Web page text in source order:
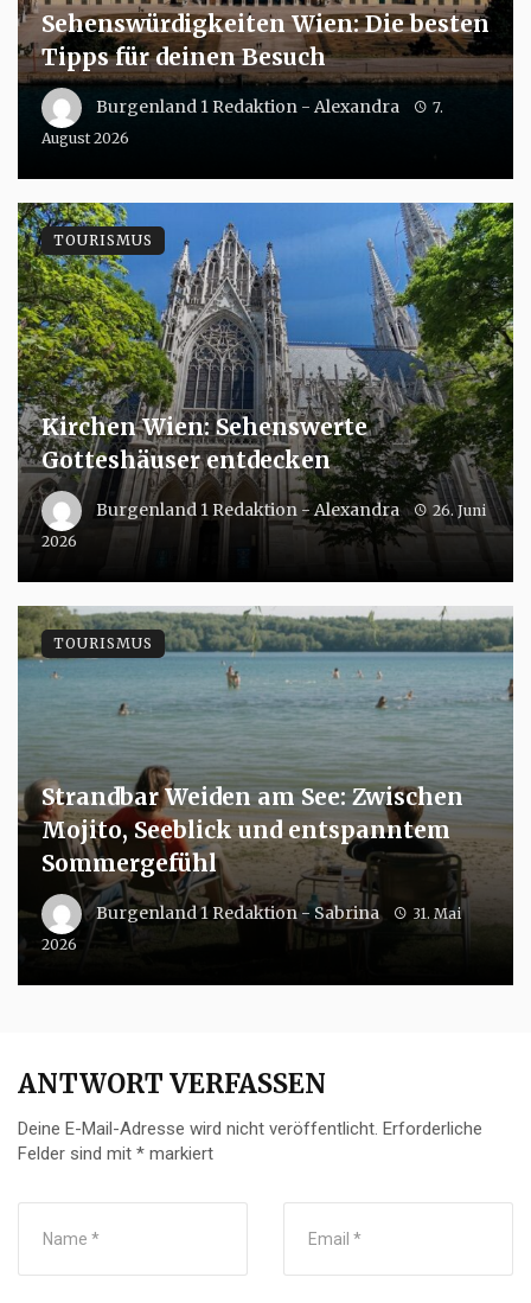
Sehenswürdigkeiten Wien: Die besten
Tipps für deinen Besuch
Burgenland 1 Redaktion - Alexandra
7.
August 2026
Kirchen Wien: Sehenswerte
Gotteshäuser entdecken
Burgenland 1 Redaktion - Alexandra
26. Juni
2026
TOURISMUS
Strandbar Weiden am See: Zwischen
Mojito, Seeblick und entspanntem
Sommergefühl
Burgenland 1 Redaktion - Sabrina
31. Mai
2026
TOURISMUS
ANTWORT VERFASSEN
Deine E-Mail-Adresse wird nicht veröffentlicht. Erforderliche
Felder sind mit * markiert